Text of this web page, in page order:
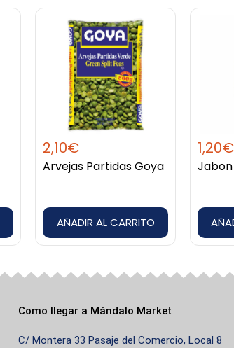
2,10€
Arvejas Partidas Goya
AÑADIR AL CARRITO
1,20€
Jabon
Como llegar a Mándalo Market
C/ Montera 33 Pasaje del Comercio, Local 8